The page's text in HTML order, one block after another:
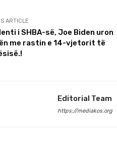
ARTICLE
i SHBA-së, Joe Biden uron
me rastin e 14-vjetorit të
Editorial Team
https://mediakos.org